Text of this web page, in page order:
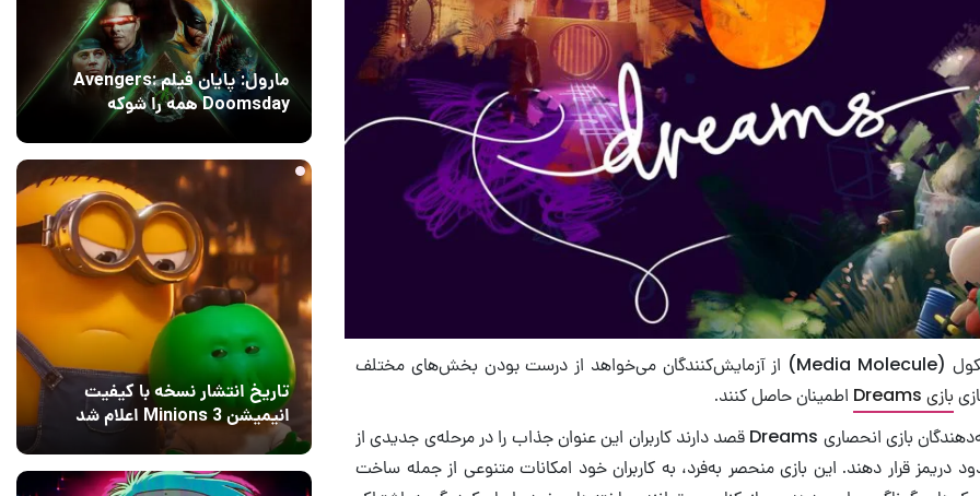
استودیوی مدیا مولکول (Media Molecule) از آزمایش‌کنندگان می‌خواهد از درست بودن بخش‌های مختلف
بازی Dreams
اطمینان حاصل کنند.
به‌نظر می‌رسد توسعه‌دهندگان بازی انحصاری Dreams قصد دارند کاربران این عنوان جذاب را در مرحله‌ی جدیدی از
دریمز قرار دهند. این بازی منحصر به‌فرد، به کاربران خود امکانات متنوعی از جمله ساخت
مارول: پایان فیلم Avengers:
Doomsday همه را شوکه
تاریخ انتشار نسخه با کیفیت
انیمیشن Minions 3 اعلام شد